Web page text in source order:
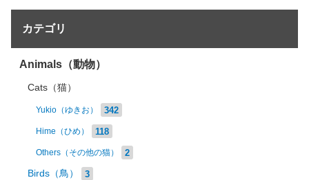
カテゴリ
Animals（動物）
Cats（猫）
Yukio（ゆきお） 342
Hime（ひめ） 118
Others（その他の猫） 2
Birds（鳥） 3